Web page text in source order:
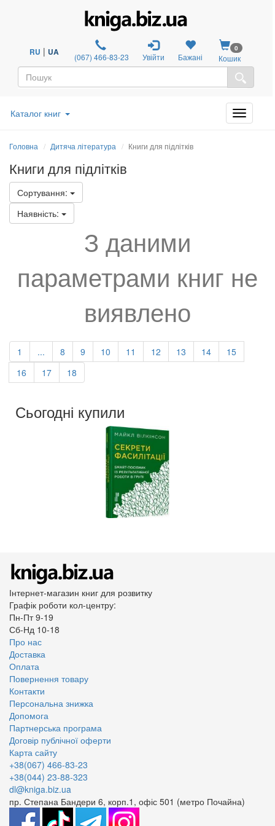
RU | UA (067) 466-83-23 Увійти Бажані
0
Кошик
Каталог книг
Головна Дитяча література Книги для підлітків
Книги для підлітків
Сортування:
Наявність:
З даними
параметрами книг не
виявлено
1 ... 8 9 10 11 12 13 14
15
16
17 18
Сьогодні купили
Інтернет-магазин книг для розвитку
Графік роботи кол-центру:
Пн-Пт 9-19
Сб-Нд 10-18
Про нас
Доставка
Оплата
Повернення товару
Контакти
Персональна знижка
Допомога
Партнерська програма
Договір публічної оферти
Карта сайту
+38(067) 466-83-23
+38(044) 23-88-323
dl@kniga.biz.ua
пр. Степана Бандери 6, корп.1, офіс 501 (метро Почайна)